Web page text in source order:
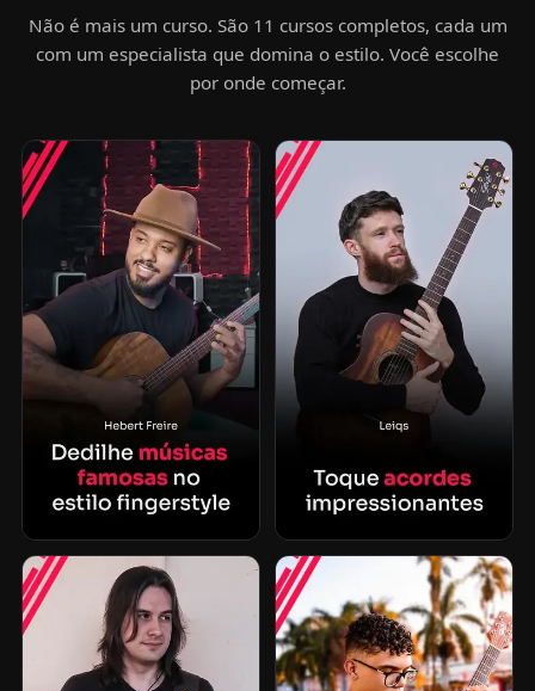
Não é mais um curso. São 11 cursos completos, cada um
com um especialista que domina o estilo. Você escolhe
por onde começar.